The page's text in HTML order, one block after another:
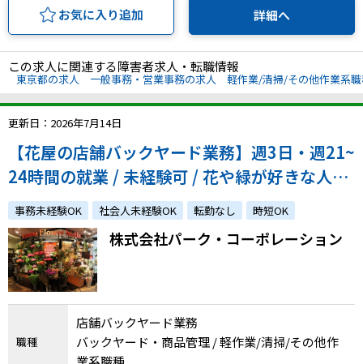
お気に入り追加 詳細へ
この求人に関連する障害者求人・転職情報
東京都の求人 一般事務・営業事務の求人 軽作業/清掃/その他作業系
更新日：2026年7月14日
【花屋の店舗バックヤード業務】週3日・週21~
24時間の就業 / 未経験可 / 花や緑が好きな人歓
迎！
事務未経験OK 社会人未経験OK 転勤なし 時短OK
株式会社パーク・コーポレーション
職種
店舗バックヤード業務
バックヤード・商品管理 / 軽作業/清掃/その他作